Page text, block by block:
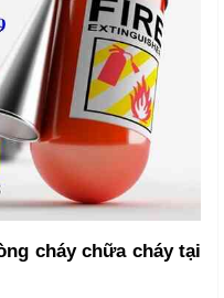
cháy chữa cháy tại